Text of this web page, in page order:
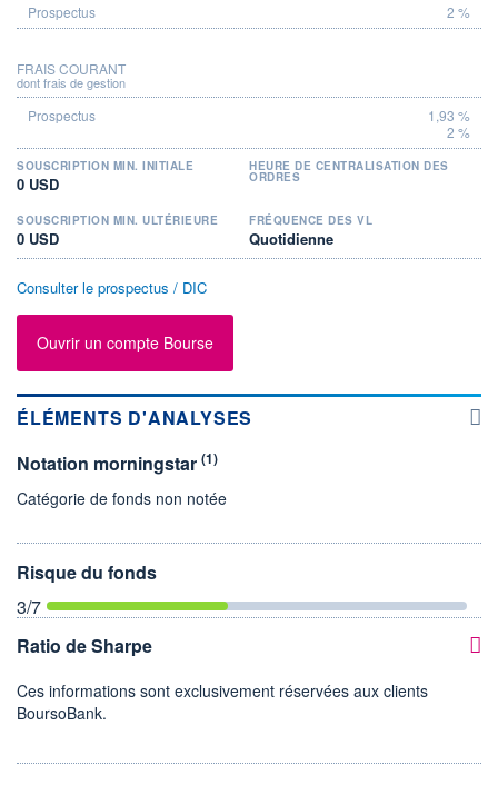
2 %
FRAIS COURANT
dont frais de gestion
1,93 %
2 %
SOUSCRIPTION MIN. INITIALE
0 USD
HEURE DE CENTRALISATION DES
ORDRES
SOUSCRIPTION MIN. ULTÉRIEURE
0 USD
FRÉQUENCE DES VL
Quotidienne
Consulter le prospectus / DIC
Ouvrir un compte Bourse
ÉLÉMENTS D'ANALYSES
Notation morningstar (1)
Catégorie de fonds non notée
Risque du fonds
3/7
Ratio de Sharpe
Ces informations sont exclusivement réservées aux clients
BoursoBank.